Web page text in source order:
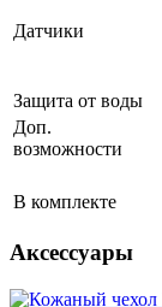
Датчики
Защита от воды
Доп.
возможности
В комплекте
Аксессуары